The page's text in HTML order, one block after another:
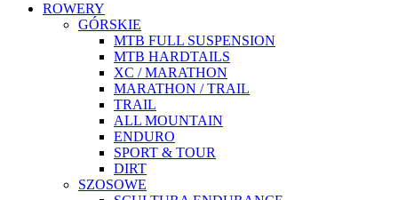
ROWERY
GÓRSKIE
MTB FULL SUSPENSION
MTB HARDTAILS
XC / MARATHON
MARATHON / TRAIL
TRAIL
ALL MOUNTAIN
ENDURO
SPORT & TOUR
DIRT
SZOSOWE